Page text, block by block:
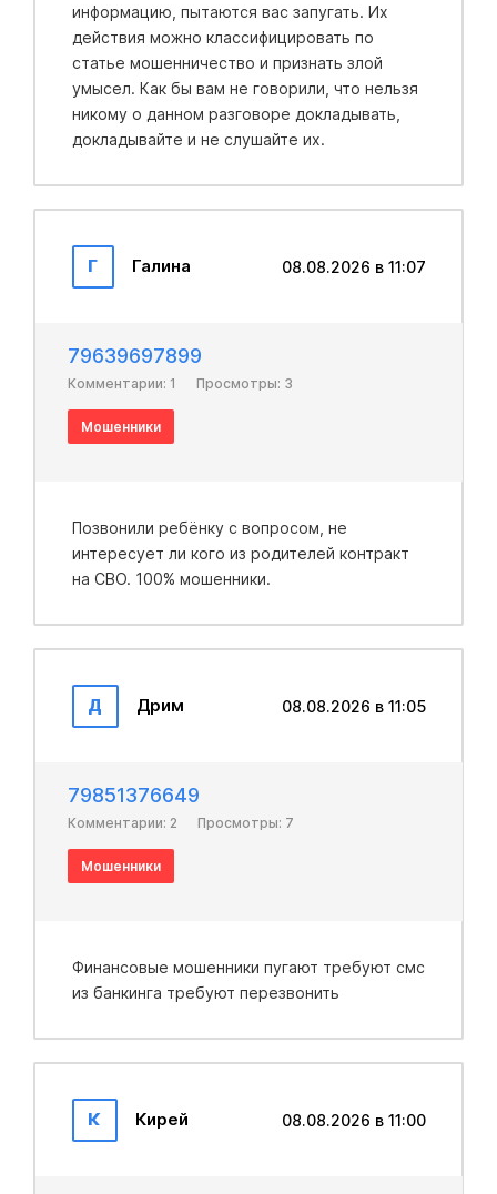
инфopмацию, пытаются вас запугать. Их
действия можно классифицировать по
статье мошенничество и признать злой
умысел. Как бы вам не говорили, что нельзя
никому о данном разговоре докладывать,
докладывайте и не слушайте их.
Г Галина 08.08.2026 в 11:07
79639697899
Комментарии: 1 Просмотры: 3
Мошенники
Позвонили ребёнку с вопросом, не
интересует ли кого из родителей контракт
на CBO. 100% мошенники.
Д Дрим 08.08.2026 в 11:05
79851376649
Комментарии: 2 Просмотры: 7
Мошенники
Финансовые мошенники пугают требуют смс
из банкинга требуют перезвонить
К Кирей 08.08.2026 в 11:00